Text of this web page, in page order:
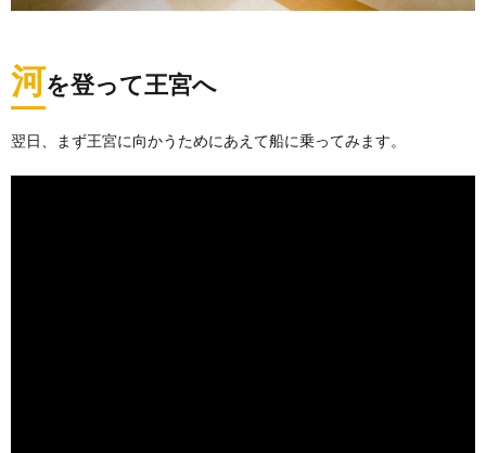
河を登って王宮へ
翌日、まず王宮に向かうためにあえて船に乗ってみます。